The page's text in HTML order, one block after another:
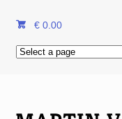
€ 0.00